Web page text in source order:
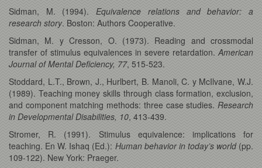
Sidman, M. (1994). Equivalence relations and behavior: a
research story. Boston: Authors Cooperative.
Sidman, M. y Cresson, O. (1973). Reading and crossmodal
transfer of stimulus equivalences in severe retardation. American
Journal of Mental Deficiency, 77, 515-523.
Stoddard, L.T., Brown, J., Hurlbert, B. Manoli, C. y McIlvane, W.J.
(1989). Teaching money skills through class formation, exclusion,
and component matching methods: three case studies. Research
in Developmental Disabilities, 10, 413-439.
Stromer, R. (1991). Stimulus equivalence: implications for
teaching. En W. Ishaq (Ed.): Human behavior in today’s world(pp.
109-122). New York: Praeger.